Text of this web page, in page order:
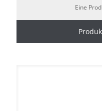
Eine